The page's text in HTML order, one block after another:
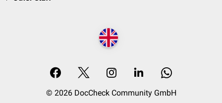
© 2026 DocCheck Community GmbH